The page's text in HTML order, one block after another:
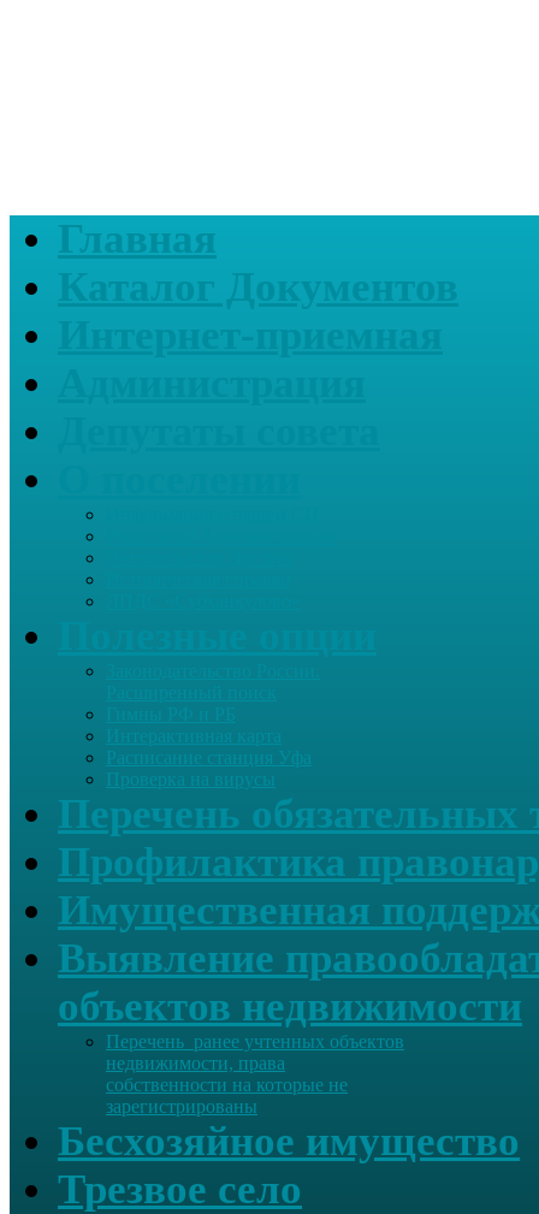
Главная
Каталог Документов
Интерактивная карта
Расписание станция Уфа
Проверка на вирусы
Перечень обязательных
Профилактика
Имущественная
Выявление
объектов недвижимости
Перечень ранее учтенных объектов
недвижимости, права
собственности на которые не
зарегистрированы
Бесхозяйное имущество
Трезвое село